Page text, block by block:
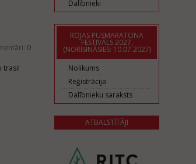
0
trasi!
Dalībnieki
ROJAS PUSMARATONA
FESTIVĀLS 2027,
(NORISINĀSIES: 10.07.2027)
Nolikums
Reģistrācija
Dalībnieku saraksts
ATBALSTĪTĀJI